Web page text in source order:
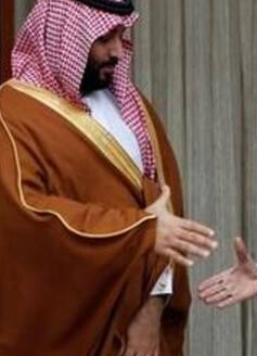
06:07 pm
बिन सलमान भारत दौरे
सबकी नजर राजकुमार और
बयान में सऊदी अरब ने
बयान में पुलवामा हमले का
साथ साझा करेगा खुफिया